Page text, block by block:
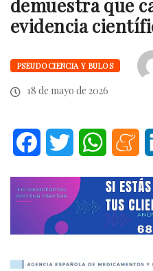
demuestra que
evidencia
PSEUDOCIENCIA Y BULOS
18 de mayo de 2026
FacebookTwitter